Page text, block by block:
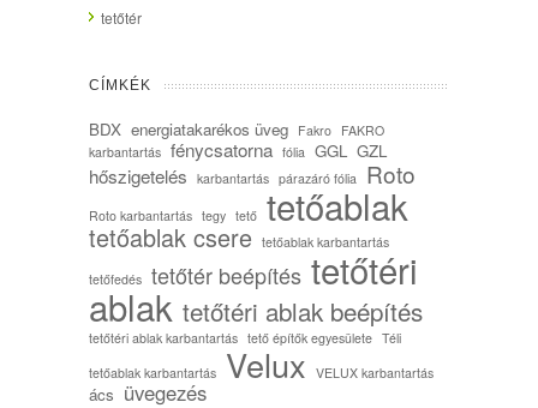
tetőtér
CÍMKÉK
BDX energiatakarékos üveg Fakro FAKRO
karbantartás fénycsatorna fólia GGL GZL
hőszigetelés karbantartás párazáró fólia Roto
Roto karbantartás tegy tető tetőablak
tetőablak csere tetőablak karbantartás
tetőfedés tetőtér beépítés tetőtéri
ablak tetőtéri ablak beépítés
tetőtéri ablak karbantartás tető építők egyesülete Téli
tetőablak karbantartás Velux VELUX karbantartás
ács üvegezés